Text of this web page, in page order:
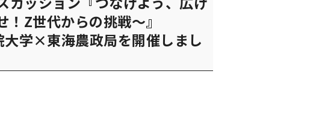
Z世代からの挑戦～』
学×東海農政局を開催しまし